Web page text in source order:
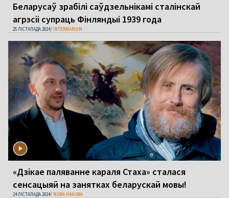
Беларусаў зрабілі саўдзельнікамі сталінскай
агрэсіі супраць Фінляндыі 1939 года
25 ЛІСТАПАДА 2024 INTERMARIUM
«Дзікае паляванне караля Стаха» сталася
сенсацыяй на занятках беларускай мовы!
24 ЛІСТАПАДА 2024 МОВА НАНОВА